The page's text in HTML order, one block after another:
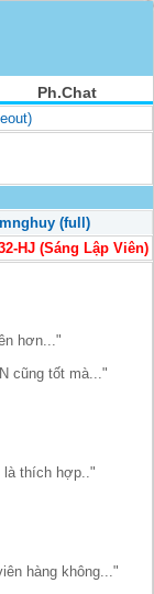
Ph.Chat
(full)
HJ (Sáng Lập Viên)
hơn..."
cũng tốt mà..."
là thích hợp.."
hàng không..."